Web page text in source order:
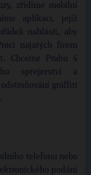
zřídíme mobilní
aplikaci, jejíž
nahlásit, aby
najatých firem
Chceme Prahu 4
sprejerství a
graffiti
telefonu nebo
podání